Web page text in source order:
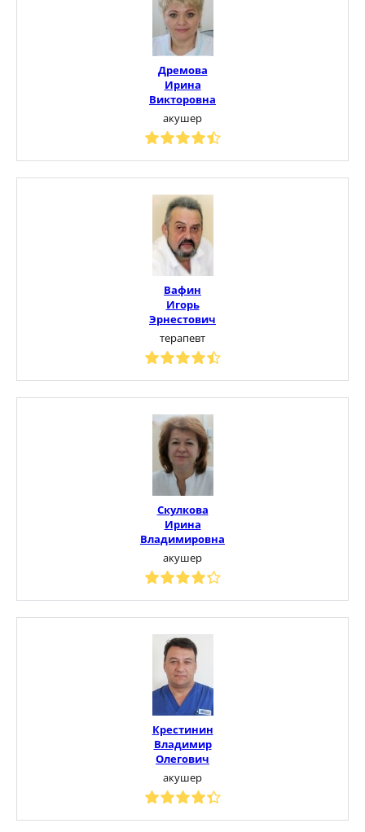
Дремова
Ирина
Викторовна
акушер
Вафин
Игорь
Эрнестович
терапевт
Скулкова
Ирина
Владимировна
акушер
Крестинин
Владимир
Олегович
акушер